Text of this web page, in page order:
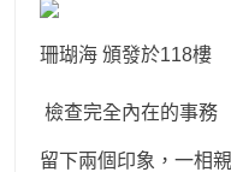
珊瑚海 頒發於118樓
檢查完全內在的事務
留下兩個印象，一相